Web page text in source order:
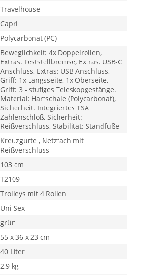
Travelhouse
Capri
Polycarbonat (PC)
Beweglichkeit: 4x Doppelrollen,
Extras: Feststellbremse, Extras: USB-C
Anschluss, Extras: USB Anschluss,
Griff: 1x Längsseite, 1x Oberseite,
Griff: 3 - stufiges Teleskopgestänge,
Material: Hartschale (Polycarbonat),
Sicherheit: Integriertes TSA
Zahlenschloß, Sicherheit:
Reißverschluss, Stabilität: Standfüße
Kreuzgurte , Netzfach mit
Reißverschluss
103 cm
T2109
Trolleys mit 4 Rollen
Uni Sex
grün
55 x 36 x 23 cm
40 Liter
2,9 kg